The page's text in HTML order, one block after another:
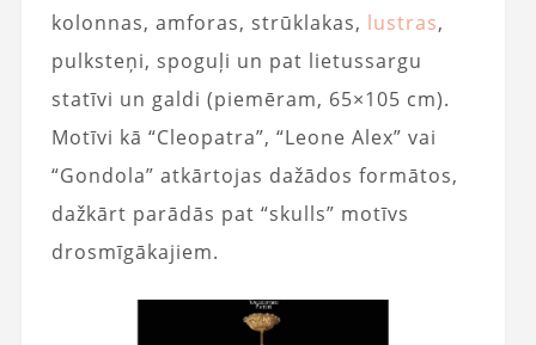
kolonnas, amforas, strūklakas, lustras,
pulksteņi, spoguļi un pat lietussargu
statīvi un galdi (piemēram, 65×105 cm).
Motīvi kā “Cleopatra”, “Leone Alex” vai
“Gondola” atkārtojas dažādos formātos,
dažkārt parādās pat “skulls” motīvs
drosmīgākajiem.